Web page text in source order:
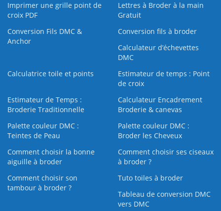
Imprimer une grille point de
croix PDF
Lettres à Broder à la main
Gratuit
Conversion Fils DMC &
Anchor
Conversion fils à broder
Calculateur d’échevettes
DMC
Calculatrice toile et points
Estimateur de temps : Point
de croix
Estimateur de Temps :
Broderie Traditionnelle
Calculateur Encadrement
Broderie & canevas
Palette couleur DMC :
Teintes de Peau
Palette couleur DMC :
Broder les Cheveux
Comment choisir la bonne
aiguille à broder
Comment choisir ses ciseaux
à broder ?
Comment choisir son
tambour à broder ?
Tuto toiles à broder
Tableau de conversion DMC
vers DMC